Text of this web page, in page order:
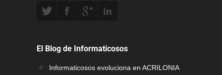
El Blog de Informaticosos
Informaticosos evoluciona en ACRILONIA